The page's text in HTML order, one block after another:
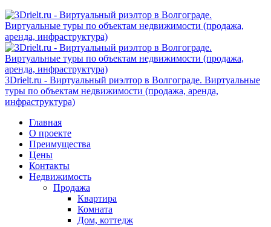
3Drielt.ru - Виртуальный риэлтор в Волгограде. Виртуальные
туры по объектам недвижимости (продажа, аренда,
инфраструктура)
Главная
О проекте
Преимущества
Цены
Контакты
Недвижимость
Продажа
Квартира
Комната
Дом, коттедж